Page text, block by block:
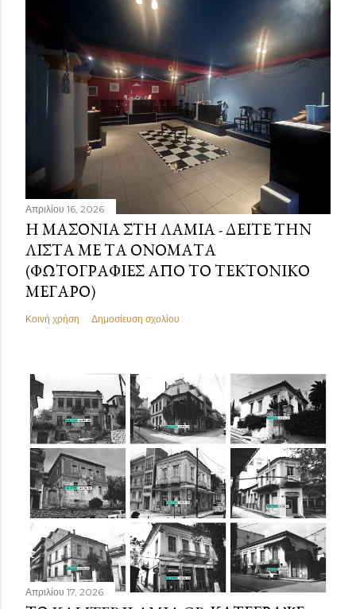
Απριλίου 16, 2026
Η ΜΑΣΟΝΊΑ ΣΤΗ ΛΑΜΊΑ - ΔΕΊΤΕ ΤΗΝ
ΛΊΣΤΑ ΜΕ ΤΑ ΟΝΌΜΑΤΑ
(ΦΩΤΟΓΡΑΦΊΕΣ ΑΠΌ ΤΟ ΤΕΚΤΟΝΙΚΌ
ΜΈΓΑΡΟ)
Κοινή χρήση Δημοσίευση σχολίου
Απριλίου 17, 2026